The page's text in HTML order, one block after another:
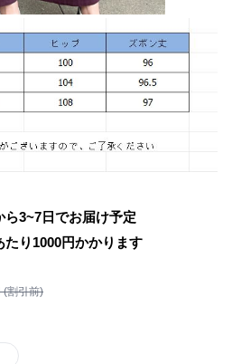
ら3~7日でお届け予定
たり 1000円かかります
割引前)